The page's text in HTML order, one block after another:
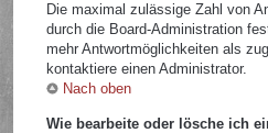
Die maximal zulässige Zahl von
durch die Board-Administration
mehr Antwortmöglichkeiten als
kontaktiere einen Administrator.
Nach oben
Wie bearbeite oder lösche ich